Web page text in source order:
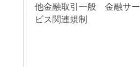
他金融取引一般 金融サー
ビス関連規制